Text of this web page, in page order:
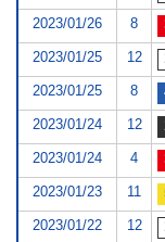
2023/01/26 8
2023/01/25 12
2023/01/25 8
2023/01/24 12
2023/01/24 4
2023/01/23 11
2023/01/22 12